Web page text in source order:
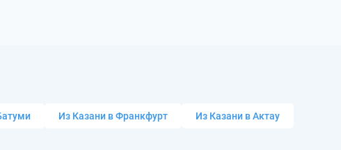
Из Казани в Франкфурт Из Казани в Актау